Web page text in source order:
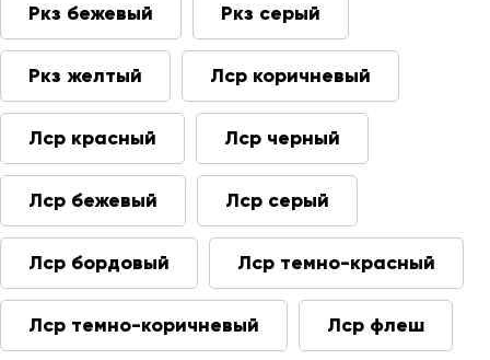
Ркз бежевый Ркз серый
Ркз желтый Лср коричневый
Лср красный Лср черный
Лср бежевый Лср серый
Лср бордовый Лср темно-красный
Лср темно-коричневый Лср флеш